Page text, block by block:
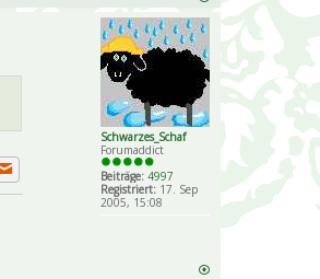
Schwarzes_Schaf
Forumaddict
Beiträge: 4997
Registriert: 17. Sep
2005, 15:08
Nachricht senden